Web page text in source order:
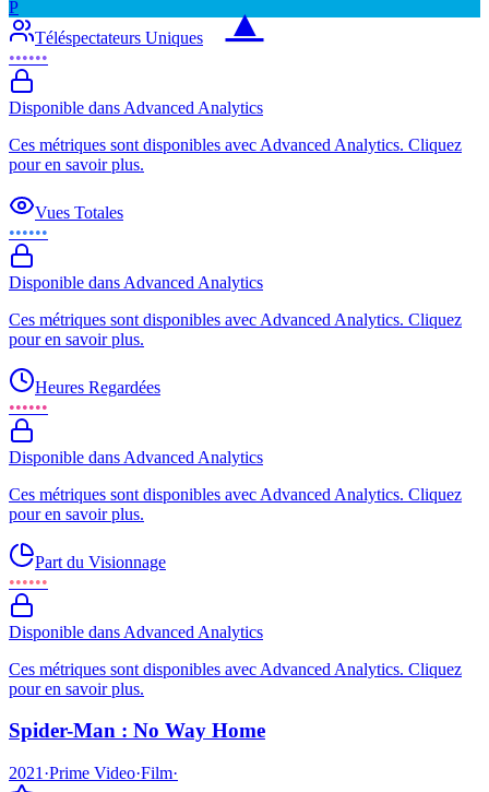
▲
P
Téléspectateurs Uniques
••••••
Disponible dans Advanced Analytics
Ces métriques sont disponibles avec Advanced Analytics. Cliquez
pour en savoir plus.
Vues Totales
••••••
Disponible dans Advanced Analytics
Ces métriques sont disponibles avec Advanced Analytics. Cliquez
pour en savoir plus.
Heures Regardées
••••••
Disponible dans Advanced Analytics
Ces métriques sont disponibles avec Advanced Analytics. Cliquez
pour en savoir plus.
Part du Visionnage
••••••
Disponible dans Advanced Analytics
Ces métriques sont disponibles avec Advanced Analytics. Cliquez
pour en savoir plus.
Spider-Man : No Way Home
2021 ·Prime Video·Film·